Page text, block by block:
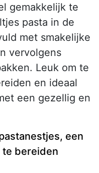
gemakkelijk te
pasta in de
met smakelijke
vervolgens
Leuk om te
en ideaal
een gezellig en
een
te bereiden